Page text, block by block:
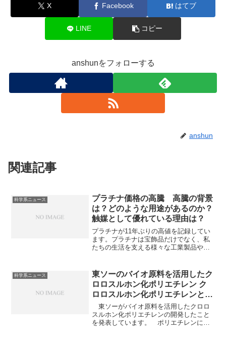
X Facebook はてブ
LINE コピー
anshunをフォローする
anshun
関連記事
科学系ニュース
プラチナ価格の高騰 高騰の背景
は？どのような用途があるのか？
触媒として優れている理由は？
プラチナが11年ぶりの高値を記録してい
ます。プラチナは宝飾品だけでなく、私
たちの生活を支える様々な工業製品や技
高騰の背景やプラチナの工業における利
用方法を知ることができます。
科学系ニュース
東ソーのバイオ原料を活用したク
ロロスルホン化ポリエチレン ク
ロロスルホン化ポリエチレンとは
何か？バイオ原料から作るのが難
しい理由は？
東ソーがバイオ原料を活用したクロロ
スルホン化ポリエチレンの開発したこと
を発表しています。 ポリエチレンに塩